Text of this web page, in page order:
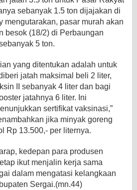
sebanyak 1.5 ton dijajakan di
mengutarakan, pasar murah akan
besok (18/2) di Perbaungan
5 ton.
yang ditentukan adalah untuk
jatah maksimal beli 2 liter,
II sebanyak 4 liter dan bagi
jatahnya 6 liter. Ini
sertifikat vaksinasi,”
jika minyak goreng
Rp 13.500,- per liternya.
kedepan para produsen
ikut menjalin kerja sama
dalam mengatasi kelangkaan
Sergai.(mn.44)